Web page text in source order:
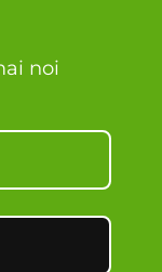
noi